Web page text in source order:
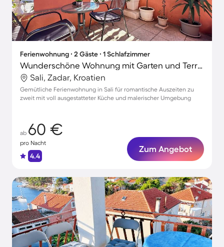
Ferienwohnung ∙ 2 Gäste ∙ 1 Schlafzimmer
Wunderschöne Wohnung mit Garten und Terrasse
Sali, Zadar, Kroatien
Gemütliche Ferienwohnung in Sali für romantische Auszeiten zu
zweit mit voll ausgestatteter Küche und malerischer Umgebung
ab 60 €
pro Nacht
4.4
Zum Angebot